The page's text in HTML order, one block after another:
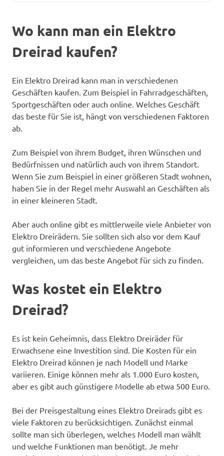
Wo kann man ein Elektro
Dreirad kaufen?
Ein Elektro Dreirad kann man in verschiedenen
Geschäften kaufen. Zum Beispiel in Fahrradgeschäften,
Sportgeschäften oder auch online. Welches Geschäft
das beste für Sie ist, hängt von verschiedenen Faktoren
ab.
Zum Beispiel von ihrem Budget, ihren Wünschen und
Bedürfnissen und natürlich auch von ihrem Standort.
Wenn Sie zum Beispiel in einer größeren Stadt wohnen,
haben Sie in der Regel mehr Auswahl an Geschäften als
in einer kleineren Stadt.
Aber auch online gibt es mittlerweile viele Anbieter von
Elektro Dreirädern. Sie sollten sich also vor dem Kauf
gut informieren und verschiedene Angebote
vergleichen, um das beste Angebot für sich zu finden.
Was kostet ein Elektro
Dreirad?
Es ist kein Geheimnis, dass Elektro Dreiräder für
Erwachsene eine Investition sind. Die Kosten für ein
Elektro Dreirad können je nach Modell und Marke
variieren. Einige können mehr als 1.000 Euro kosten,
aber es gibt auch günstigere Modelle ab etwa 500 Euro.
Bei der Preisgestaltung eines Elektro Dreirads gibt es
viele Faktoren zu berücksichtigen. Zunächst einmal
sollte man sich überlegen, welches Modell man wählt
und welche Funktionen man benötigt. Je mehr